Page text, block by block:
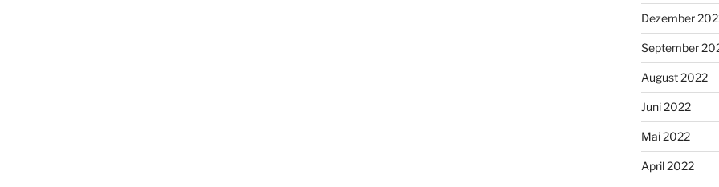
Dezember
September
August 2022
Juni 2022
Mai 2022
April 2022